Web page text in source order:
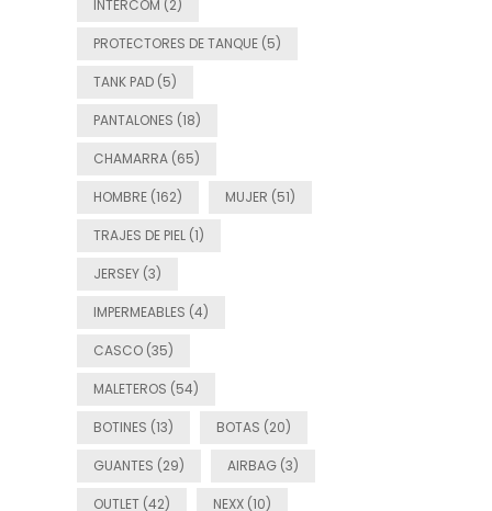
INTERCOM (2)
PROTECTORES DE TANQUE (5)
TANK PAD (5)
PANTALONES (18)
CHAMARRA (65)
HOMBRE (162) MUJER (51)
TRAJES DE PIEL (1)
JERSEY (3)
IMPERMEABLES (4)
CASCO (35)
MALETEROS (54)
BOTINES (13) BOTAS (20)
GUANTES (29) AIRBAG (3)
OUTLET (42) NEXX (10)